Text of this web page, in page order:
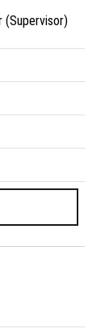
(Supervisor)